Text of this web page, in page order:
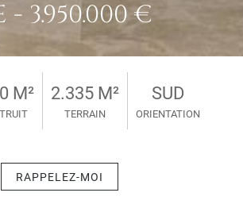
- 3.950.000 €
M² 2.335 M²
TERRAIN
SUD
ORIENTATION
RAPPELEZ-MOI